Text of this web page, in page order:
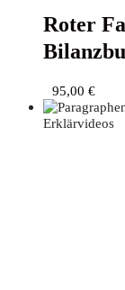
Roter
95,00 €